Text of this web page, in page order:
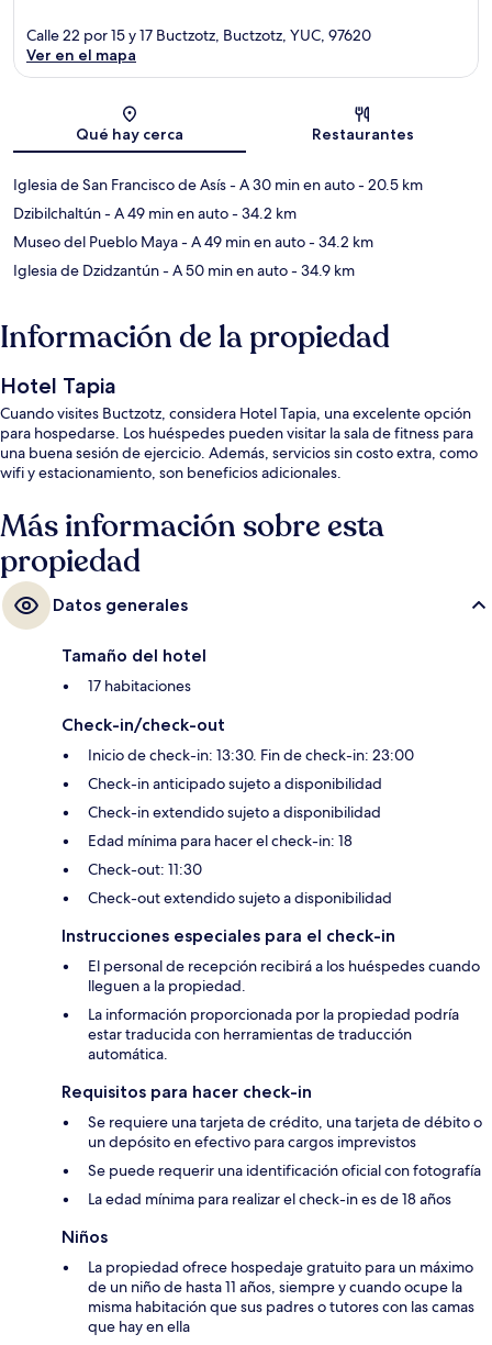
Sección del mapa
Calle 22 por 15 y 17 Buctzotz, Buctzotz, YUC, 97620
Ver en el mapa
Qué hay cerca Restaurantes
Iglesia de San Francisco de Asís- A 30 min en auto- 20.5 km
Dzibilchaltún- A 49 min en auto- 34.2 km
Museo del Pueblo Maya- A 49 min en auto- 34.2 km
Iglesia de Dzidzantún- A 50 min en auto- 34.9 km
Información de la propiedad
Hotel Tapia
Cuando visites Buctzotz, considera Hotel Tapia, una excelente opción
para hospedarse. Los huéspedes pueden visitar la sala de fitness para
una buena sesión de ejercicio. Además, servicios sin costo extra, como
wifi y estacionamiento, son beneficios adicionales.
Más información sobre esta
propiedad
Datos generales
Tamaño del hotel
17 habitaciones
Check-in/check-out
Inicio de check-in: 13:30. Fin de check-in: 23:00
Check-in anticipado sujeto a disponibilidad
Check-in extendido sujeto a disponibilidad
Edad mínima para hacer el check-in: 18
Check-out: 11:30
Check-out extendido sujeto a disponibilidad
Instrucciones especiales para el check-in
El personal de recepción recibirá a los huéspedes cuando
lleguen a la propiedad.
La información proporcionada por la propiedad podría
estar traducida con herramientas de traducción
automática.
Requisitos para hacer check-in
Se requiere una tarjeta de crédito, una tarjeta de débito o
un depósito en efectivo para cargos imprevistos
Se puede requerir una identificación oficial con fotografía
La edad mínima para realizar el check-in es de 18 años
Niños
La propiedad ofrece hospedaje gratuito para un máximo
de un niño de hasta 11 años, siempre y cuando ocupe la
misma habitación que sus padres o tutores con las camas
que hay en ella